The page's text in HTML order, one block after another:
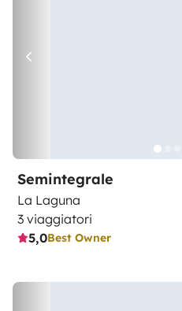
Semintegrale
La Laguna
3 viaggiatori
5,0Best Owner